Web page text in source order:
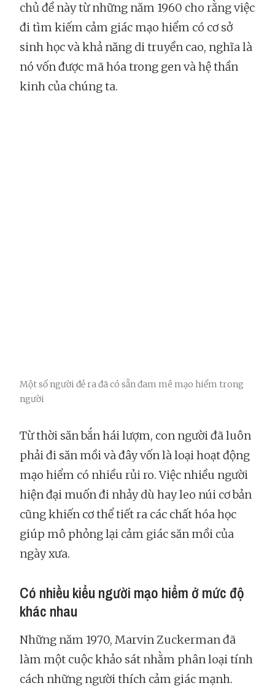
chủ đề này từ những năm 1960 cho rằng việc
đi tìm kiếm cảm giác mạo hiểm có cơ sở
sinh học và khả năng di truyền cao, nghĩa là
nó vốn được mã hóa trong gen và hệ thần
kinh của chúng ta.
Một số người đẻ ra đã có sẵn đam mê mạo hiểm trong
người
Từ thời săn bắn hái lượm, con người đã luôn
phải đi săn mồi và đây vốn là loại hoạt động
mạo hiểm có nhiều rủi ro. Việc nhiều người
hiện đại muốn đi nhảy dù hay leo núi cơ bản
cũng khiến cơ thể tiết ra các chất hóa học
giúp mô phỏng lại cảm giác săn mồi của
ngày xưa.
Có nhiều kiểu người mạo hiểm ở mức độ
khác nhau
Những năm 1970, Marvin Zuckerman đã
làm một cuộc khảo sát nhằm phân loại tính
cách những người thích cảm giác mạnh.